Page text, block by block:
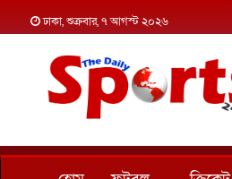
ঢাকা, শুক্রবার, ৭ আগস্ট ২০২৬